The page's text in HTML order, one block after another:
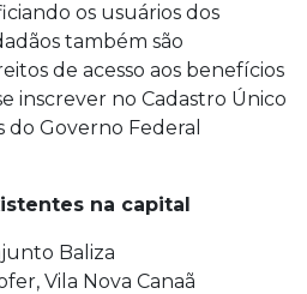
os usuários dos
também são
de acesso aos benefícios
inscrever no Cadastro Único
do Governo Federal
na capital
Baliza
Vila Nova Canaã